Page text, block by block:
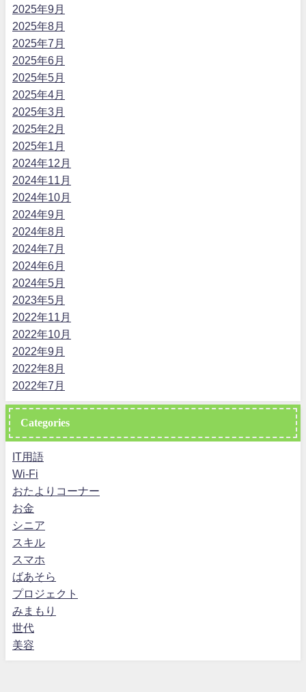
2025年9月
2025年8月
2025年7月
2025年6月
2025年5月
2025年4月
2025年3月
2025年2月
2025年1月
2024年12月
2024年11月
2024年10月
2024年9月
2024年8月
2024年7月
2024年6月
2024年5月
2023年5月
2022年11月
2022年10月
2022年9月
2022年8月
2022年7月
Categories
IT用語
Wi-Fi
おたよりコーナー
お金
シニア
スキル
スマホ
ばあそら
プロジェクト
みまもり
世代
美容